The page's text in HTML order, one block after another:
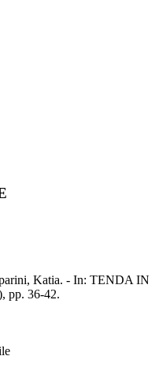
Katia. - In: TENDA IN
pp. 36-42.